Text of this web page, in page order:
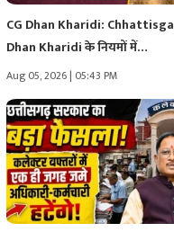
CG Dhan Kharidi:
Dhan Kharidi के नियमों में…
Aug 05, 2026 | 05:43 PM